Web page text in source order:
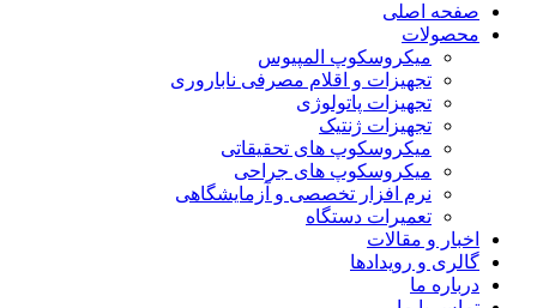
صفحه اصلی
محصولات
میکروسکوپ المپیوس
تجهیزات و اقلام مصرفی ناباروری
تجهیزات پاتولوژی
تجهیزات ژنتیک
میکروسکوپ های تحقیقاتی
میکروسکوپ های جراحی
نرم افزار تخصصی و آزمایشگاهی
تعمیرات دستگاه
اخبار و مقالات
گالری و رویدادها
درباره ما